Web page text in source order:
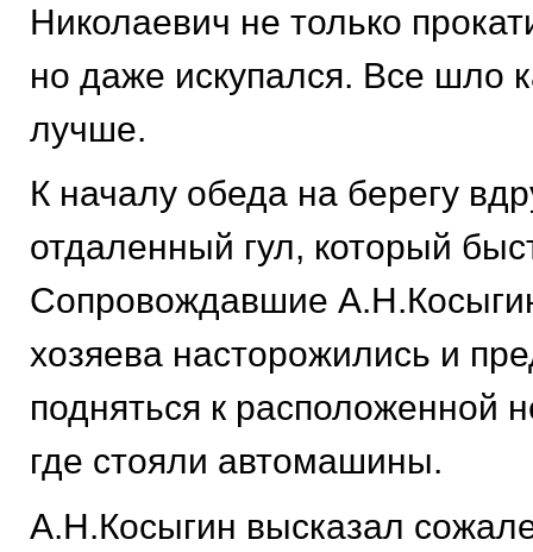
Николаевич не только
но даже искупался. Все шло
лучше.
К началу обеда на берегу
отдаленный гул, который
Сопровождавшие
хозяева насторожились и
подняться к расположенной
где стояли автомашины.
А.Н.Косыгин высказал